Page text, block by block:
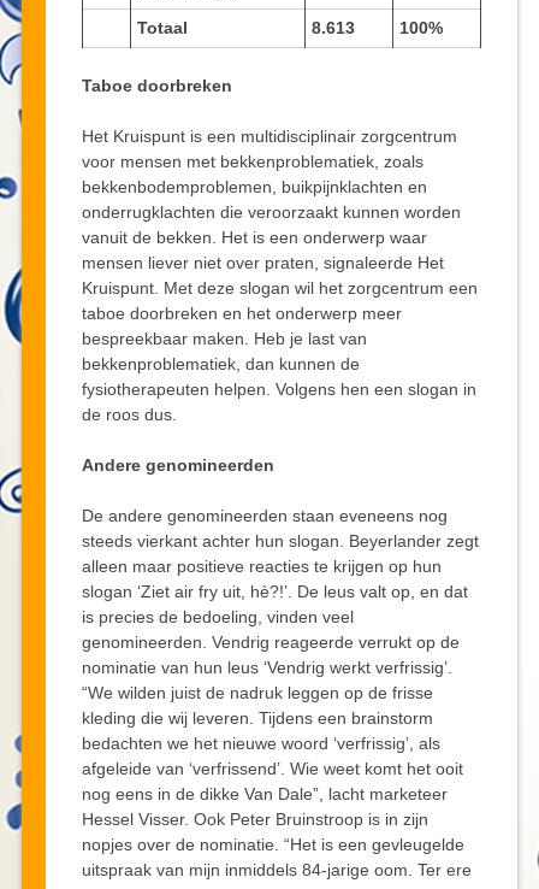
Totaal 8.613 100%
Taboe doorbreken
Het Kruispunt is een multidisciplinair zorgcentrum
voor mensen met bekkenproblematiek, zoals
bekkenbodemproblemen, buikpijnklachten en
onderrugklachten die veroorzaakt kunnen worden
vanuit de bekken. Het is een onderwerp waar
mensen liever niet over praten, signaleerde Het
Kruispunt. Met deze slogan wil het zorgcentrum een
taboe doorbreken en het onderwerp meer
bespreekbaar maken. Heb je last van
bekkenproblematiek, dan kunnen de
fysiotherapeuten helpen. Volgens hen een slogan in
de roos dus.
Andere genomineerden
De andere genomineerden staan eveneens nog
steeds vierkant achter hun slogan. Beyerlander zegt
alleen maar positieve reacties te krijgen op hun
slogan ‘Ziet air fry uit, hè?!’. De leus valt op, en dat
is precies de bedoeling, vinden veel
genomineerden. Vendrig reageerde verrukt op de
nominatie van hun leus ‘Vendrig werkt verfrissig’.
“We wilden juist de nadruk leggen op de frisse
kleding die wij leveren. Tijdens een brainstorm
bedachten we het nieuwe woord ‘verfrissig’, als
afgeleide van ‘verfrissend’. Wie weet komt het ooit
nog eens in de dikke Van Dale”, lacht marketeer
Hessel Visser. Ook Peter Bruinstroop is in zijn
nopjes over de nominatie. “Het is een gevleugelde
uitspraak van mijn inmiddels 84-jarige oom. Ter ere